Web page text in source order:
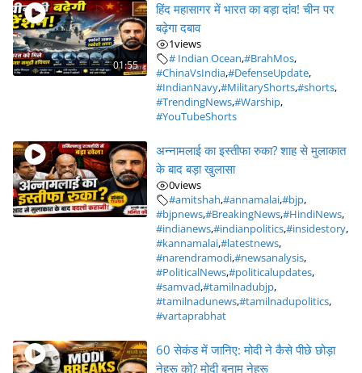
01:55
हिंद महासागर में भारत का बड़ा दांव! चीन पर
बढ़ेगा दबाव
1views
# Indian Ocean,#BrahMos,
#ChinaVsIndia,#DefenseUpdate,
#IndianNavy,#MilitaryShorts,#shorts,
#TrendingNews,#Warship,
#YouTubeShorts
अन्नामलाई का इस्तीफा रुका? शाह से मुलाकात
के बाद बड़ा खुलासा
0views
#amitshah,#annamalai,#bjp,
#bjpnews,#BreakingNews,#HindiNews,
#indianews,#indianpolitics,#insidestory,
#kannamalai,#latestnews,
#narendramodi,#newsanalysis,
#PoliticalNews,#politicalupdates,
#samvad,#tamilnadubjp,
#tamilnadunews,#tamilnadupolitics,
#vartaprabhat
60 सेकंड में जानिए: मोदी ने कैसे पीछे छोड़ा
नेहरू को? मोदी बनाम नेहरू